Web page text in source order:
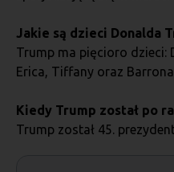
Jakie są dzieci Donalda
Trump ma pięcioro dzieci:
Erica, Tiffany oraz
Kiedy Trump został po
Trump został 45.